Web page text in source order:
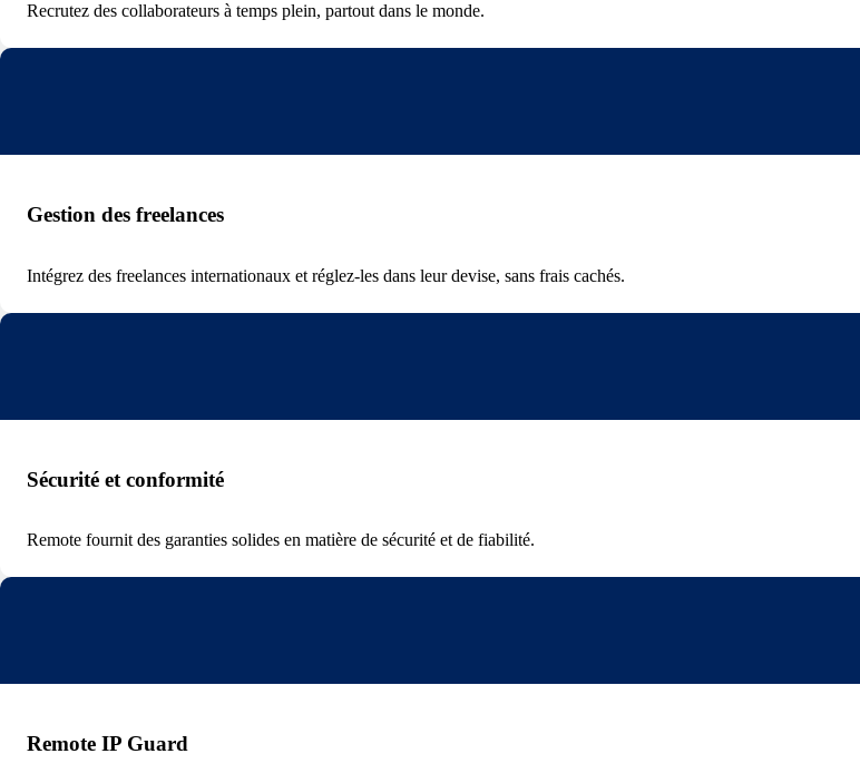
Recrutez des collaborateurs à temps plein, partout dans le monde.
Gestion des freelances
Intégrez des freelances internationaux et réglez-les dans leur devise, sans frais cachés.
Sécurité et conformité
Remote fournit des garanties solides en matière de sécurité et de fiabilité.
Remote IP Guard